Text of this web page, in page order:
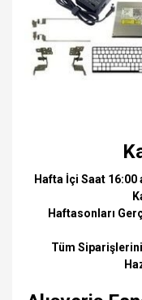
Hafta İçi Saat 16:00
Haftasonları
Tüm